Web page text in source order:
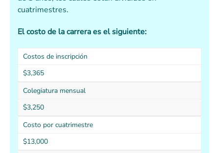
cuatrimestres.
El costo de la carrera es el siguiente:
Costos de inscripción
$3,365
Colegiatura mensual
$3,250
Costo por cuatrimestre
$13,000